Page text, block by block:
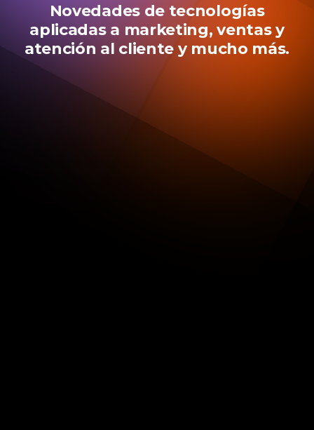
Novedades de tecnologías
aplicadas a marketing, ventas y
atención al cliente y mucho más.